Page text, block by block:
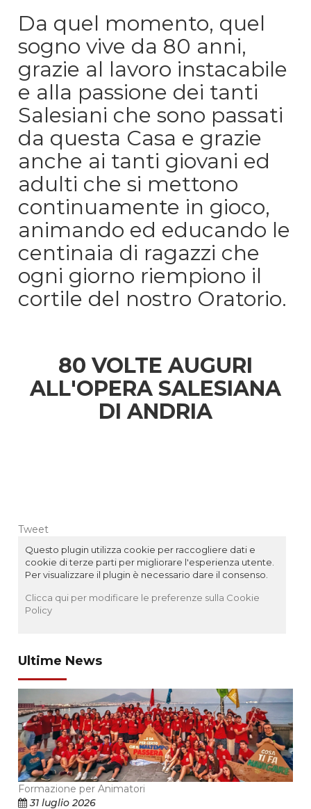
Da quel momento, quel
sogno vive da 80 anni,
grazie al lavoro instacabile
e alla passione dei tanti
Salesiani che sono passati
da questa Casa e grazie
anche ai tanti giovani ed
adulti che si mettono
continuamente in gioco,
animando ed educando le
centinaia di ragazzi che
ogni giorno riempiono il
cortile del nostro Oratorio.
80 VOLTE AUGURI
ALL'OPERA SALESIANA
DI ANDRIA
Tweet
Questo plugin utilizza cookie per raccogliere dati e
cookie di terze parti per migliorare l'esperienza utente.
Per visualizzare il plugin è necessario dare il consenso.
Clicca qui per modificare le preferenze sulla Cookie
Policy
Ultime News
Formazione per Animatori
31 luglio 2026